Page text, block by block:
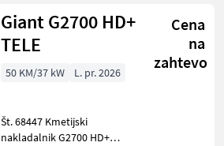
Giant G2700 HD+
TELE
Cena
na
zahtevo
50 KM/37 kW L. pr. 2026
Št. 68447 Kmetijski
nakladalnik G2700 HD+